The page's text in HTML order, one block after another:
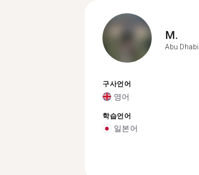
M.
Abu Dhabi
구사언어
영어
학습언어
일본어